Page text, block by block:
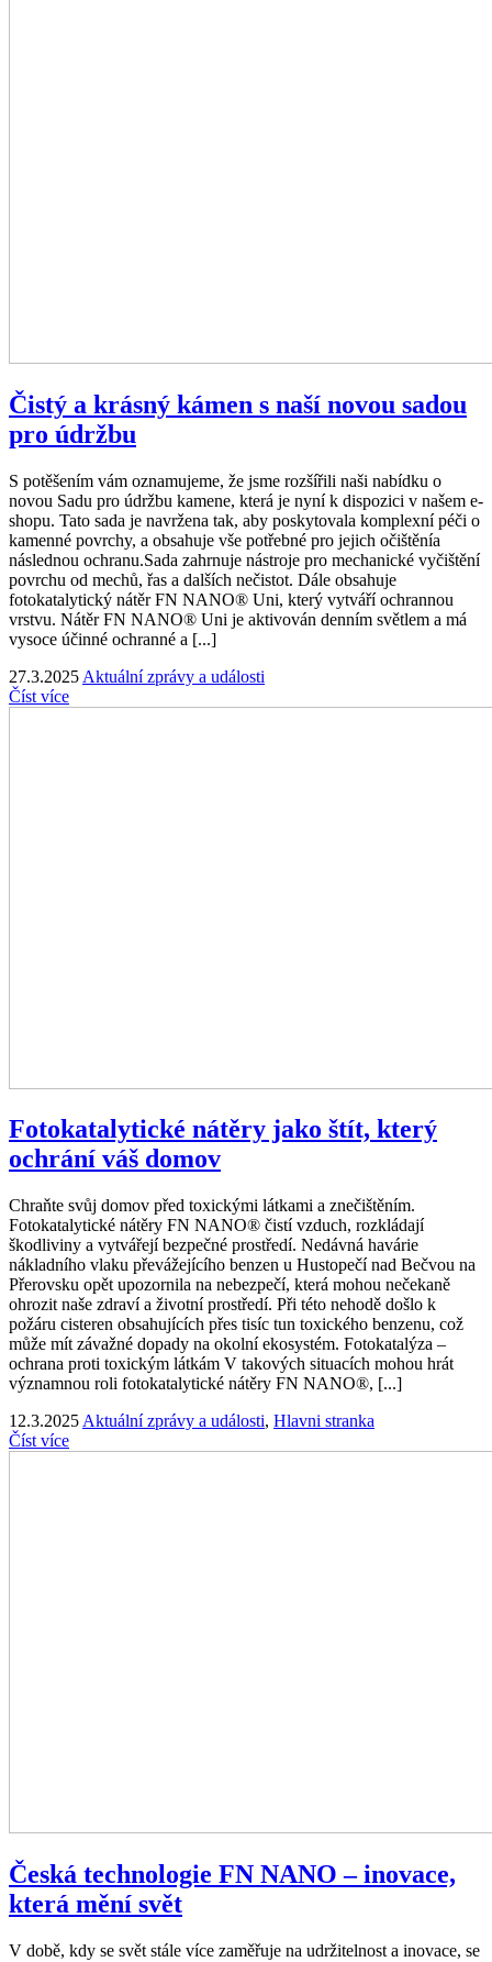
Čistý a krásný kámen s naší novou sadou
pro údržbu
S potěšením vám oznamujeme, že jsme rozšířili naši nabídku o
novou Sadu pro údržbu kamene, která je nyní k dispozici v našem e-
shopu. Tato sada je navržena tak, aby poskytovala komplexní péči o
kamenné povrchy, a obsahuje vše potřebné pro jejich očištěnía
následnou ochranu.​ Sada zahrnuje nástroje pro mechanické vyčištění
povrchu od mechů, řas a dalších nečistot. Dále obsahuje
fotokatalytický nátěr FN NANO® Uni, který vytváří ochrannou
vrstvu. Nátěr FN NANO® Uni je aktivován denním světlem a má
vysoce účinné ochranné a [...]
27.3.2025 Aktuální zprávy a události
Číst více
Fotokatalytické nátěry jako štít, který
ochrání váš domov
Chraňte svůj domov před toxickými látkami a znečištěním.
Fotokatalytické nátěry FN NANO® čistí vzduch, rozkládají
škodliviny a vytvářejí bezpečné prostředí. Nedávná havárie
nákladního vlaku převážejícího benzen u Hustopečí nad Bečvou na
Přerovsku opět upozornila na nebezpečí, která mohou nečekaně
ohrozit naše zdraví a životní prostředí. Při této nehodě došlo k
požáru cisteren obsahujících přes tisíc tun toxického benzenu, což
může mít závažné dopady na okolní ekosystém. Fotokatalýza –
ochrana proti toxickým látkám V takových situacích mohou hrát
významnou roli fotokatalytické nátěry FN NANO®, [...]
12.3.2025 Aktuální zprávy a události, Hlavni stranka
Číst více
Česká technologie FN NANO – inovace,
která mění svět
V době, kdy se svět stále více zaměřuje na udržitelnost a inovace, se